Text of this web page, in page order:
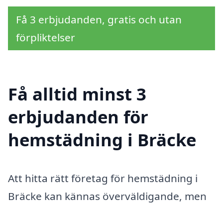
Få 3 erbjudanden, gratis och utan
förpliktelser
Få alltid minst 3
erbjudanden för
hemstädning i Bräcke
Att hitta rätt företag för hemstädning i
Bräcke kan kännas överväldigande, men